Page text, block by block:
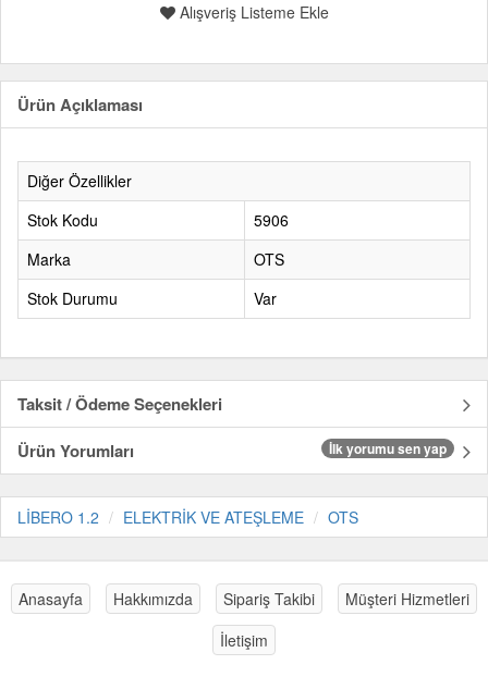
Alışveriş Listeme Ekle
Ürün Açıklaması
Diğer Özellikler
Stok Kodu
5906
Marka
OTS
Stok Durumu
Var
Taksit / Ödeme Seçenekleri
Ürün Yorumları
İlk yorumu sen yap
LİBERO 1.2 ELEKTRİK VE ATEŞLEME OTS
Anasayfa Hakkımızda Sipariş Takibi
Müşteri Hizmetleri
İletişim